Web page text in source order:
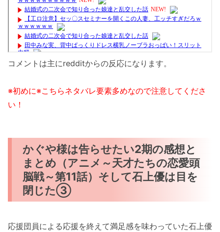
コメントは主にredditからの反応になります。
※初めに※こちらネタバレ要素多めなので注意してくださ
い！
かぐや様は告らせたい2期の感想と
まとめ（アニメ～天才たちの恋愛頭
脳戦～第11話）そして石上優は目を
閉じた③
応援団員による応援を終えて満足感を味わっていた石上優